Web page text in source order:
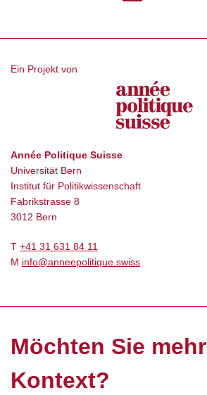
Ein Projekt von
Année Politique Suisse
Universität Bern
Institut für Politikwissenschaft
Fabrikstrasse 8
3012 Bern
T +41 31 631 84 11
M info@anneepolitique.swiss
Möchten Sie mehr
Kontext?